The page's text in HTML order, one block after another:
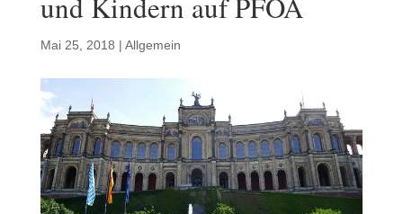
Mai 25, 2018 | Allgemein